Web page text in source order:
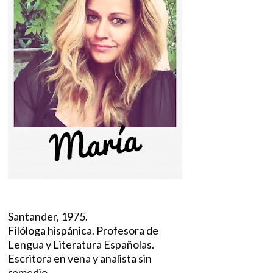
Santander, 1975.
Filóloga hispánica. Profesora de
Lengua y Literatura Españolas.
Escritora en vena y analista sin